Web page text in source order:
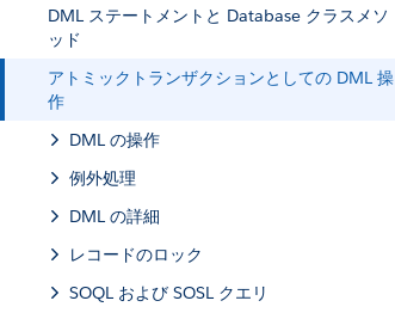
DML ステートメントと Database クラスメソ
ッド
アトミックトランザクションとしての DML 操
作
DML の操作
例外処理
DML の詳細
レコードのロック
SOQL および SOSL クエリ